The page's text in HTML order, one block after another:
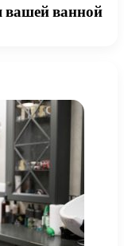
вашей ванной